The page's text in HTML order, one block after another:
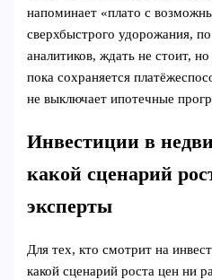
напоминает «плато с
сверхбыстрого удорожания,
аналитиков, ждать не стоит,
пока сохраняется
не выключает ипотечные
Инвестиции в
какой сценарий
эксперты
Для тех, кто смотрит на
какой сценарий роста цен ни